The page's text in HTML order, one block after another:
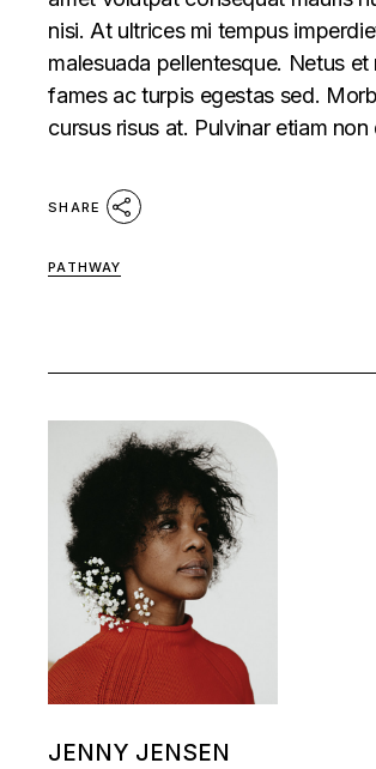
nisi. At ultrices mi tempus
malesuada pellentesque. Netus et
fames ac turpis egestas sed.
cursus risus at. Pulvinar etiam non
SHARE
PATHWAY
JENNY JENSEN